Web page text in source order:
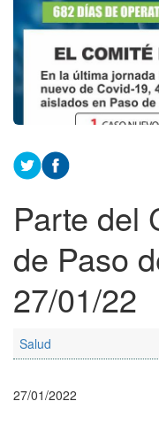
Parte del
de Paso
27/01/22
Salud
27/01/2022